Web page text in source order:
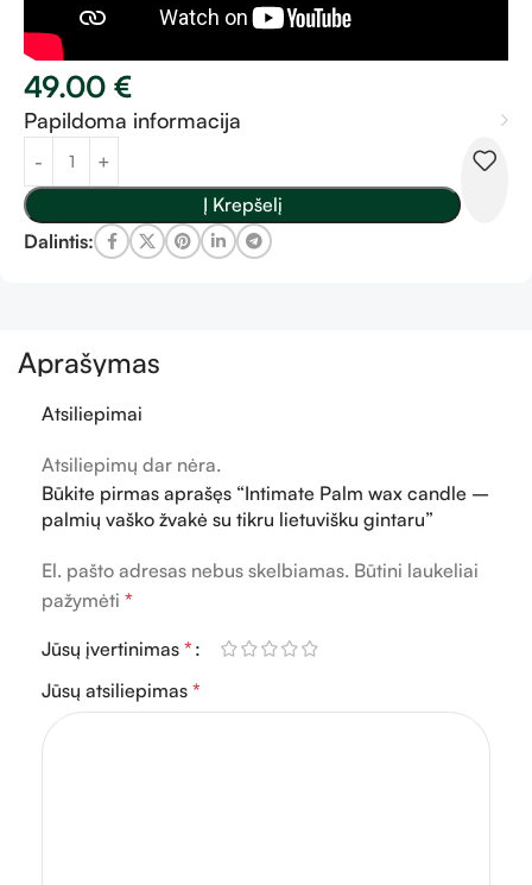
49.00 €
Papildoma informacija
Į Krepšelį
Dalintis:
Aprašymas
Atsiliepimai
Atsiliepimų dar nėra.
Būkite pirmas aprašęs “Intimate Palm wax candle –
palmių vaško žvakė su tikru lietuvišku gintaru”
El. pašto adresas nebus skelbiamas. Būtini laukeliai
pažymėti *
Jūsų įvertinimas *
Jūsų atsiliepimas *